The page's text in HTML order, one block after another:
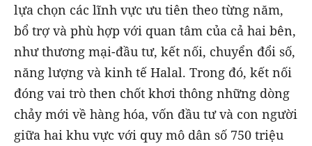
lựa chọn các lĩnh vực ưu tiên theo từng năm,
bổ trợ và phù hợp với quan tâm của cả hai bên,
như thương mại-đầu tư, kết nối, chuyển đổi số,
năng lượng và kinh tế Halal. Trong đó, kết nối
đóng vai trò then chốt khơi thông những dòng
chảy mới về hàng hóa, vốn đầu tư và con người
giữa hai khu vực với quy mô dân số 750 triệu